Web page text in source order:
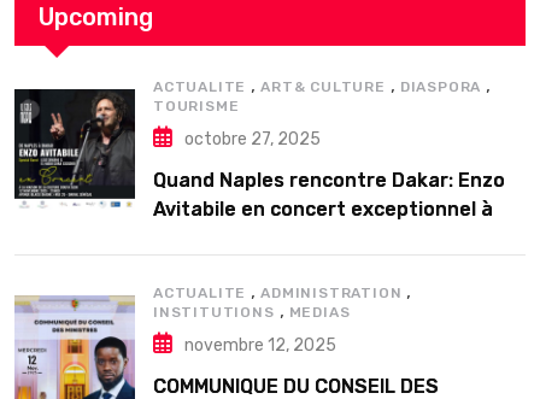
Upcoming
ACTUALITE ,ART& CULTURE , DIASPORA ,
TOURISME
octobre 27, 2025
Quand Naples rencontre Dakar: Enzo
Avitabile en concert exceptionnel à
ACTUALITE ,ADMINISTRATION ,
INSTITUTIONS , MEDIAS
novembre 12, 2025
COMMUNIQUE DU CONSEIL DES